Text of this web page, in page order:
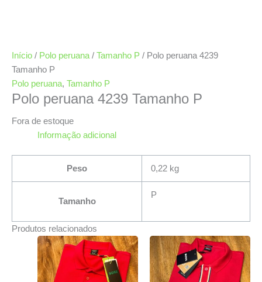
Início / Polo peruana / Tamanho P / Polo peruana 4239
Tamanho P
Polo peruana, Tamanho P
Polo peruana 4239 Tamanho P
Fora de estoque
Informação adicional
Peso 0,22 kg
Tamanho
P
Produtos relacionados